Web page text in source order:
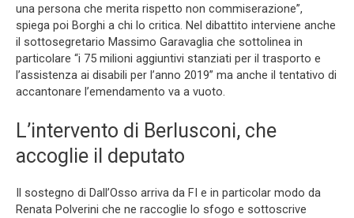
una persona che merita rispetto non commiserazione”,
spiega poi Borghi a chi lo critica. Nel dibattito interviene anche
il sottosegretario Massimo Garavaglia che sottolinea in
particolare “i 75 milioni aggiuntivi stanziati per il trasporto e
l’assistenza ai disabili per l’anno 2019” ma anche il tentativo di
accantonare l’emendamento va a vuoto.
L’intervento di Berlusconi, che
accoglie il deputato
Il sostegno di Dall’Osso arriva da FI e in particolar modo da
Renata Polverini che ne raccoglie lo sfogo e sottoscrive